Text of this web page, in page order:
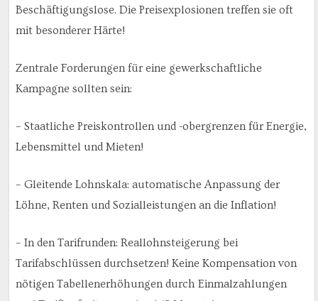
Beschäftigungslose. Die Preisexplosionen treffen sie oft
mit besonderer Härte!
Zentrale Forderungen für eine gewerkschaftliche
Kampagne sollten sein:
– Staatliche Preiskontrollen und -obergrenzen für Energie,
Lebensmittel und Mieten!
– Gleitende Lohnskala: automatische Anpassung der
Löhne, Renten und Sozialleistungen an die Inflation!
– In den Tarifrunden: Reallohnsteigerung bei
Tarifabschlüssen durchsetzen! Keine Kompensation von
nötigen Tabellenerhöhungen durch Einmalzahlungen